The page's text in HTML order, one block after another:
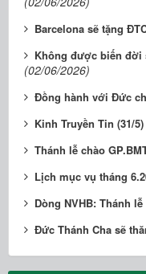
Barcelona sẽ tặng
Không được biến
(02/06/2026)
Đồng hành với Đức
Kinh Truyền Tin (31/5)
Thánh lễ chào
Lịch mục vụ tháng
Dòng NVHB: Thánh
Đức Thánh Cha sẽ